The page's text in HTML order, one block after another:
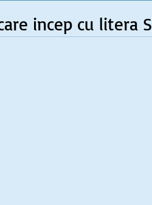
incep cu litera S